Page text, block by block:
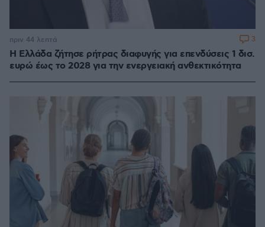
Η Ελλάδα ζήτησε ρήτρας διαφυγής για επενδύσεις 1 δισ.
ευρώ έως το 2028 για την ενεργειακή ανθεκτικότητα
πριν 44 λεπτά 3